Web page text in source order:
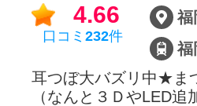
4.66
口コミ 232件
福
福
耳つぼ大バズリ中★ま
（なんと３ＤやLED